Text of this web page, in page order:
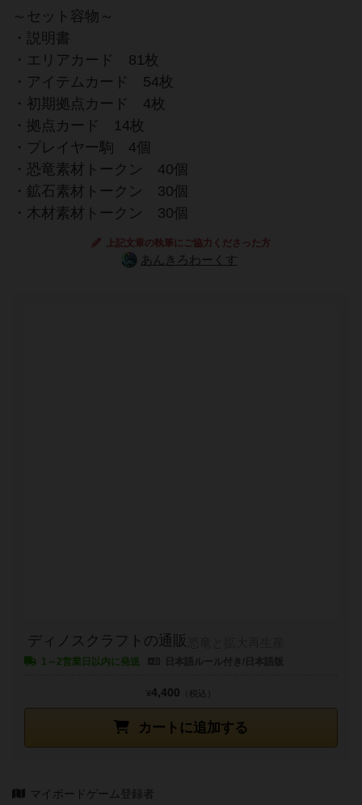
～セット容物～
・説明書
・エリアカード 81枚
・アイテムカード 54枚
・初期拠点カード 4枚
・拠点カード 14枚
・プレイヤー駒 4個
・恐竜素材トークン 40個
・鉱石素材トークン 30個
・木材素材トークン 30個
上記文章の執筆にご協力くださった方
あんきろわーくす
ディノスクラフトの通販
1～2営業日以内に発送
カートに追加する
¥4,400 （税込）
マイボードゲーム登録者